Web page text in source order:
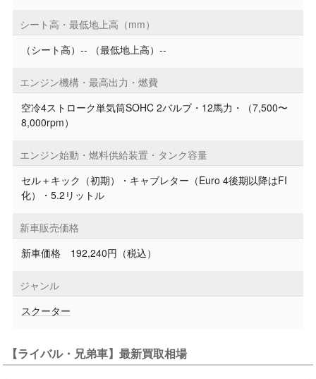
シート高・最低地上高（mm）
（シート高）-- （最低地上高）--
エンジン機構・最高出力・燃費
空冷4ストローク単気筒SOHC 2バルブ・12馬力・（7,500〜
8,000rpm）
エンジン始動・燃料供給装置・タンク容量
セル＋キック（初期）・キャブレター（Euro 4後期以降はFI
化）・5.2リットル
新車販売価格
新車価格 192,240円（税込）
ジャンル
スクーター
【ライバル・兄弟車】最新買取相場